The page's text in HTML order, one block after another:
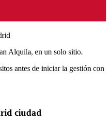
Alquila, en un solo sitio.
antes de iniciar la gestión con
ciudad